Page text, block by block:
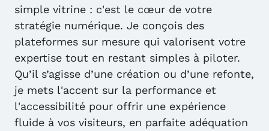
simple vitrine : c'est le cœur de votre
stratégie numérique. Je conçois des
plateformes sur mesure qui valorisent votre
expertise tout en restant simples à piloter.
Qu’il s’agisse d’une création ou d’une refonte,
je mets l'accent sur la performance et
l'accessibilité pour offrir une expérience
fluide à vos visiteurs, en parfaite adéquation